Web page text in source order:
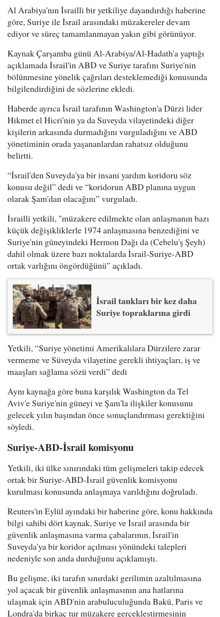
Al Arabiya'nın İsrailli bir yetkiliye dayandırdığı haberine
göre, Suriye ile İsrail arasındaki müzakereler devam
ediyor ve süreç tamamlanmayan yakın gibi görünüyor.
Kaynak Çarşamba günü Al-Arabiya/Al-Hadath'a yaptığı
açıklamada İsrail'in ABD ve Suriye tarafını Suriye'nin
bölünmesine yönelik çağrıları desteklemediği konusunda
bilgilendirdiğini de sözlerine ekledi.
Haberde ayrıca İsrail tarafının Washington'a Dürzi lider
Hikmet el Hicri'nin ya da Suveyda vilayetindeki diğer
kişilerin arkasında durmadığını vurguladığını ve ABD
yönetiminin orada yaşananlardan rahatsız olduğunu
belirtti.
“İsrail'den Suveyda'ya bir insani yardım koridoru söz
konusu değil” dedi ve “koridorun ABD planına uygun
olarak Şam'dan olacağını” vurguladı.
İsrailli yetkili, "müzakere edilmekte olan anlaşmanın bazı
küçük değişikliklerle 1974 anlaşmasına benzediğini ve
Suriye'nin güneyindeki Hermon Dağı da (Cebelu'ş Şeyh)
dahil olmak üzere bazı noktalarda İsrail-Suriye-ABD
ortak varlığını öngördüğünü” açıkladı.
İsrail tankları bir kez daha
Suriye topraklarına girdi
Yetkili, “Suriye yönetimi Amerikalılara Dürzilere zarar
vermeme ve Süveyda vilayetine gerekli ihtiyaçları, iş ve
maaşları sağlama sözü verdi” dedi
Aynı kaynağa göre buna karşılık Washington da Tel
Aviv'e Suriye'nin güneyi ve Şam'la ilişkiler konusunu
gelecek yılın başından önce sonuçlandırması gerektiğini
söyledi.
Suriye-ABD-İsrail komisyonu
Yetkili, iki ülke sınırındaki tüm gelişmeleri takip edecek
ortak bir Suriye-ABD-İsrail güvenlik komisyonu
kurulması konusunda anlaşmaya varıldığını doğruladı.
Reuters'in Eylül ayındaki bir haberine göre, konu hakkında
bilgi sahibi dört kaynak, Suriye ve İsrail arasında bir
güvenlik anlaşmasına varma çabalarının, İsrail'in
Suveyda'ya bir koridor açılması yönündeki talepleri
nedeniyle son anda durduğunu açıklamıştı.
Bu gelişme, iki tarafın sınırdaki gerilimin azaltılmasına
yol açacak bir güvenlik anlaşmasının ana hatlarına
ulaşmak için ABD'nin arabuluculuğunda Bakü, Paris ve
Londra'da birkaç tur müzakere gerçekleştirmesinin